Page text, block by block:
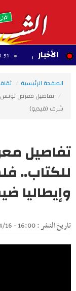
الأخبار
الصفحة الرئيسية
تفاصيل معرض تونس
شرف (فيديو)
تفاصيل
للكتاب..
وإيطاليا
تاريخ النشر : 16:00 - 2024/04/16